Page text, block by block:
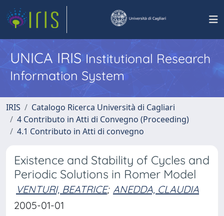
UNICA IRISInstitutional Research
Information System
IRIS
Catalogo Ricerca Università di Cagliari
4 Contributo in Atti di Convegno (Proceeding)
4.1 Contributo in Atti di convegno
Existence and Stability of Cycles and
Periodic Solutions in Romer Model
VENTURI, BEATRICE; ANEDDA, CLAUDIA
2005-01-01